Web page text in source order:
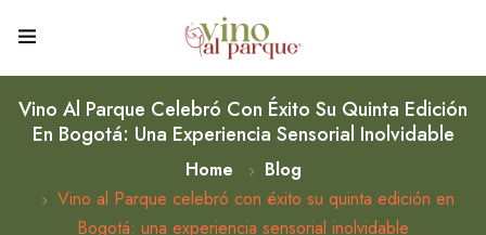
Vino Al Parque Celebró Con Éxito Su Quinta Edición
En Bogotá: Una Experiencia Sensorial Inolvidable
Home
Blog
Vino al Parque celebró con éxito su quinta edición en
Bogotá: una experiencia sensorial inolvidable